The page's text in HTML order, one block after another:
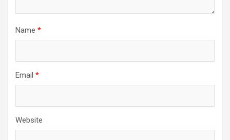
Name *
Email *
Website